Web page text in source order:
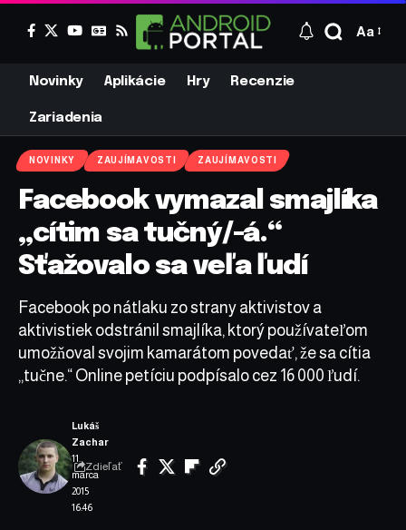
Aa
Novinky Aplikácie Hry Recenzie
Zariadenia
NOVINKY ZAUJÍMAVOSTI ZAUJÍMAVOSTI
Facebook vymazal smajlíka
„cítim sa tučný/-á.“
Sťažovalo sa veľa ľudí
Facebook po nátlaku zo strany aktivistov a
aktivistiek odstránil smajlíka, ktorý používateľom
umožňoval svojim kamarátom povedať, že sa cítia
„tučne.“ Online petíciu podpísalo cez 16 000 ľudí.
11.
marca
2015
16:46
Lukáš
Zachar
Zdieľať